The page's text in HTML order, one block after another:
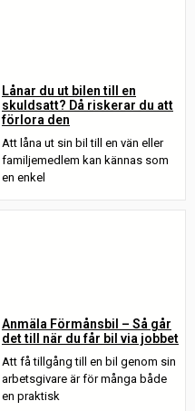
Lånar du ut bilen till en
skuldsatt? Då riskerar du att
förlora den
Att låna ut sin bil till en vän eller
familjemedlem kan kännas som
en enkel
Anmäla Förmånsbil – Så går
det till när du får bil via jobbet
Att få tillgång till en bil genom sin
arbetsgivare är för många både
en praktisk